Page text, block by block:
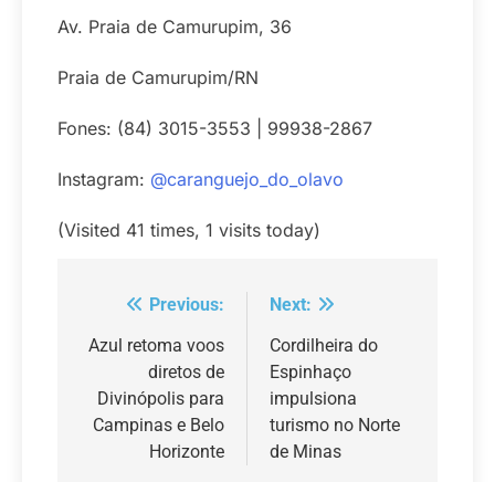
Av. Praia de Camurupim, 36
Praia de Camurupim/RN
Fones: (84) 3015-3553 | 99938-2867
Instagram: @caranguejo_do_olavo
(Visited 41 times, 1 visits today)
Navegação
de
Post
Previous:
Azul retoma voos
diretos de
Divinópolis para
Campinas e Belo
Horizonte
Next:
Cordilheira do
Espinhaço
impulsiona
turismo no Norte
de Minas